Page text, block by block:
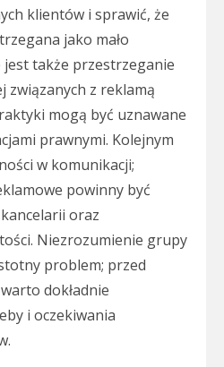
klientów i sprawić, że
jako mało
także przestrzeganie
związanych z reklamą
mogą być uznawane
prawnymi. Kolejnym
w komunikacji;
powinny być
oraz
Niezrozumienie grupy
problem; przed
dokładnie
i oczekiwania